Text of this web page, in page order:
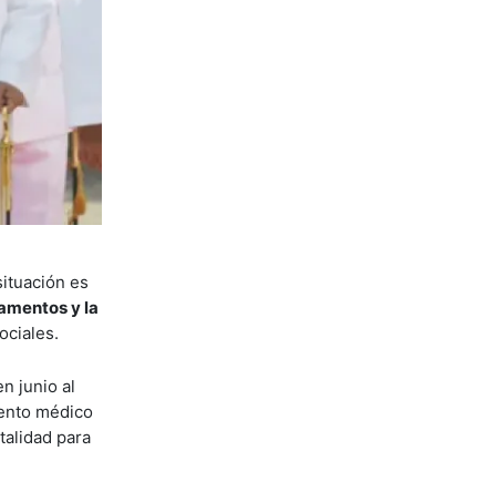
es
y la
junio al
médico
para